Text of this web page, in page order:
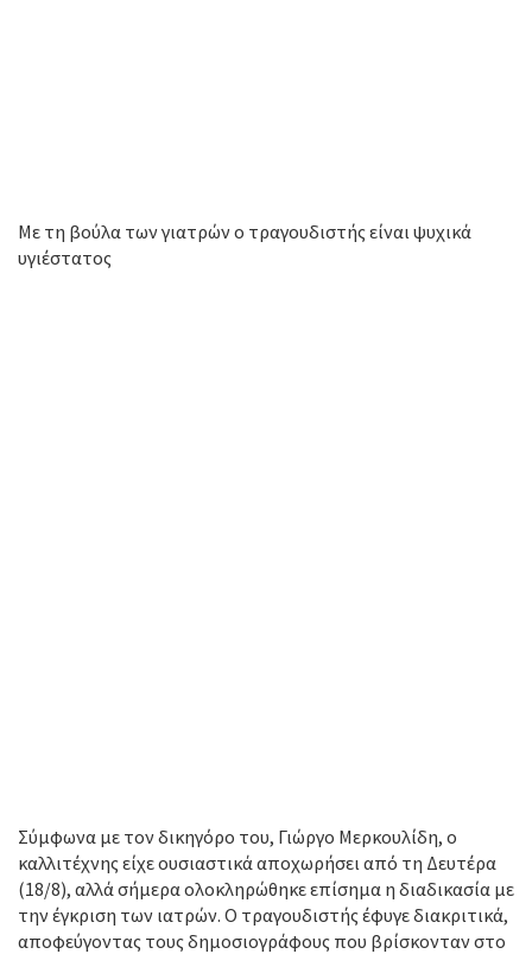
Με τη βούλα των γιατρών ο τραγουδιστής είναι ψυχικά
υγιέστατος
Σύμφωνα με τον δικηγόρο του, Γιώργο Μερκουλίδη, ο
καλλιτέχνης είχε ουσιαστικά αποχωρήσει από τη Δευτέρα
(18/8), αλλά σήμερα ολοκληρώθηκε επίσημα η διαδικασία με
την έγκριση των ιατρών. Ο τραγουδιστής έφυγε διακριτικά,
αποφεύγοντας τους δημοσιογράφους που βρίσκονταν στο